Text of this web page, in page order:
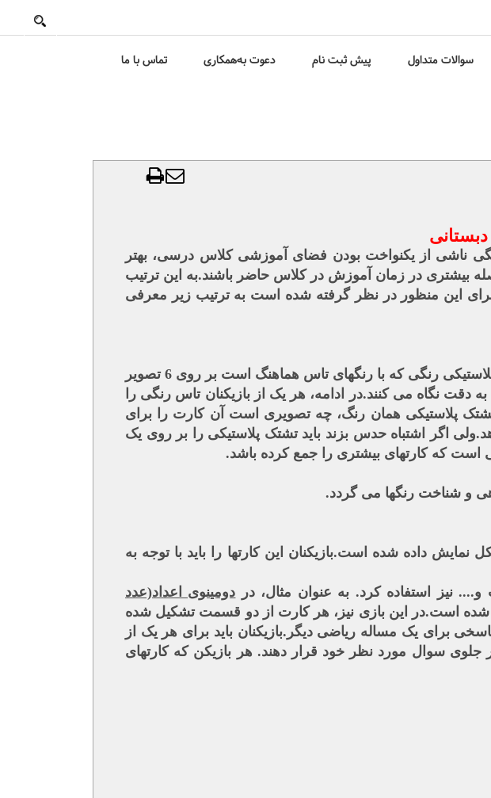
سوالات متداول پیش ثبت نام دعوت به‌همکاری تماس با ما
ناشی از یکنواخت بودن فضای آموزشی کلاس درسی، بهتر
بیشتری در زمان آموزش در کلاس حاضر باشند.به این ترتیب
برای این منظور در نظر گرفته شده است به ترتیب زیر معرفی
ابتدا 35 کارت تصاویر را روی میز کار خود قرار دهید.سپس 6 تشتک پلاستیکی رنگی که با رنگهای تاس هماهنگ است بر روی 6 تصویر
نگاه می کنند.در ادامه، هر یک از بازیکنان تاس رنگی را
تشتک پلاستیکی همان رنگ، چه تصویری است آن کارت را برای
اگر اشتباه حدس بزند باید تشتک پلاستیکی را بر روی یک
است که کارتهای بیشتری را جمع کرده باشد.
و شناخت رنگها می گردد.
از 28 قطعه کارت تشکیل شده که بر روی هر کارت 2 شکل نمایش داده شده است.بازیکنان این کارتها را باید با توجه به
نیز استفاده کرد. به عنوان مثال، در دومینوی اعداد(عدد
شده است.در این بازی نیز، هر کارت از دو قسمت تشکیل شده
یک مساله ریاضی دیگر.بازیکنان باید برای هر یک از
سوال مورد نظر خود قرار دهند. هر بازیکن که کارتهای